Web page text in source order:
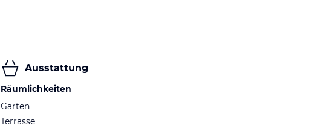
Ausstattung
Räumlichkeiten
Garten
Terrasse